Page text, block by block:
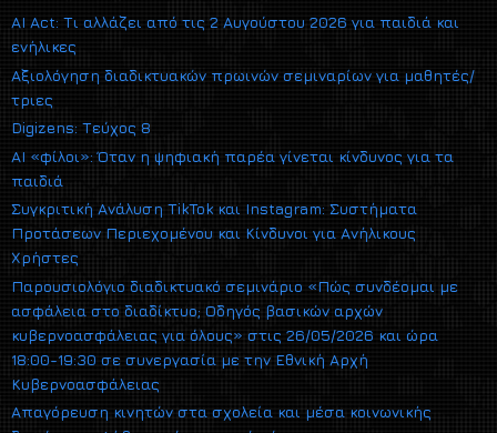
AI Act: Τι αλλάζει από τις 2 Αυγούστου 2026 για παιδιά και
ενήλικες
Αξιολόγηση διαδικτυακών πρωινών σεμιναρίων για μαθητές/
τριες
Digizens: Τεύχος 8
AI «φίλοι»: Όταν η ψηφιακή παρέα γίνεται κίνδυνος για τα
παιδιά
Συγκριτική Ανάλυση TikTok και Instagram: Συστήματα
Προτάσεων Περιεχομένου και Κίνδυνοι για Ανήλικους
Χρήστες
Παρουσιολόγιο διαδικτυακό σεμινάριο «Πώς συνδέομαι με
ασφάλεια στο διαδίκτυο; Οδηγός βασικών αρχών
κυβερνοασφάλειας για όλους» στις 26/05/2026 και ώρα
18:00-19:30 σε συνεργασία με την Εθνική Αρχή
Κυβερνοασφάλειας
Απαγόρευση κινητών στα σχολεία και μέσα κοινωνικής